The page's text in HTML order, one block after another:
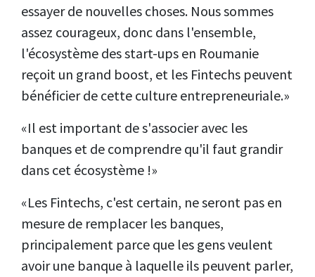
essayer de nouvelles choses. Nous sommes
assez courageux, donc dans l'ensemble,
l'écosystème des start-ups en Roumanie
reçoit un grand boost, et les Fintechs peuvent
bénéficier de cette culture entrepreneuriale.»
«Il est important de s'associer avec les
banques et de comprendre qu'il faut grandir
dans cet écosystème !»
«Les Fintechs, c'est certain, ne seront pas en
mesure de remplacer les banques,
principalement parce que les gens veulent
avoir une banque à laquelle ils peuvent parler,